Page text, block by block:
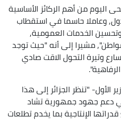
من أهم الركائز الأساسية
وعاملا حاسما في استقطاب
الخدمات العمومية,
مشيرا إلى أنه "حيث توجد
وتيرة التحول الاقت صادي
"تنظر الجزائر إلى هذا
جهود جمهورية تشاد
الإنتاجية بما يخدم تطلعات